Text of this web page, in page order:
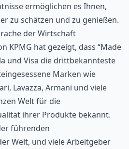
ermöglichen es Ihnen,
zu schätzen und zu genießen.
der Wirtschaft
KPMG hat gezeigt, dass “Made
und Visa die drittbekannteste
Marken wie
Lavazza, Armani und viele
Welt für die
ihrer Produkte bekannt.
führenden
Welt, und viele Arbeitgeber